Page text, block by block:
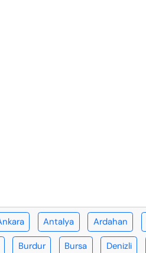
Antalya Ardahan
Burdur Bursa Denizli